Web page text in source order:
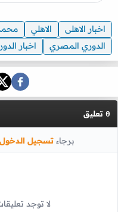
اخبار الاهلى الاهلي
الدوري المصري
اخبار
0 تعليق
برجاءتسجيل الدخول
لا توجد